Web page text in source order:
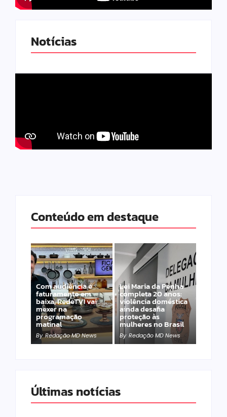
Notícias
Conteúdo em destaque
Com audiência e
faturamento em
baixa, RedeTV! vai
mexer na
programação
matinal
By Redação MD News
Lei Maria da Penha
completa 20 anos:
violência doméstica
ainda desafia
proteção às
mulheres no Brasil
By Redação MD News
Últimas notícias